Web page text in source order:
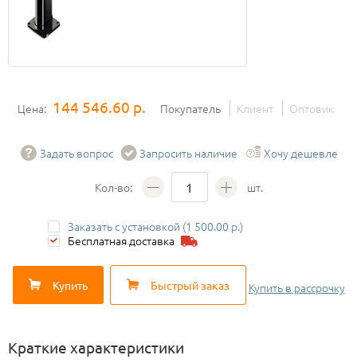
Цена: 144 546.60 р. Покупатель Клиент Оптовик
Задать вопрос Запросить наличие Хочу дешевле
Кол-во: шт.
Заказать с установкой (1 500.00 р.)
Бесплатная доставка
Купить Быстрый заказ Купить в рассрочку
Краткие характеристики